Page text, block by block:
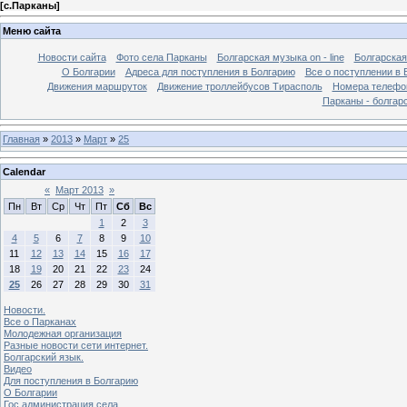
[с.Парканы]
Меню сайта
Новости сайта Фото села Парканы Болгарская музыка on - line
О Болгарии
Адреса для поступления в Болгарию
Все о поступлении в
Движения маршруток
Движение троллейбусов Тирасполь
Номера
Парканы -
Главная » 2013 » Март » 25
Calendar
« Март 2013 »
Пн
Вт Ср Чт Пт Сб
Вс
1
2
3
4
5 6 7 8 9
10
11
12 13 14 15 16
17
18
19 20 21 22 23
24
25
26 27 28 29 30 31
Новости.
Все о Парканах
Молодежная организация
Разные новости сети интернет.
Болгарский язык.
Видео
Для поступления в Болгарию
О Болгарии
Гос.администрация села